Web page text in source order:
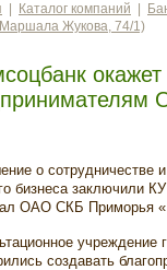
Каталог компаний
Жукова, 74/1)
о сотрудничестве
бизнеса заключили
ОАО СКБ Приморья
учреждение
создавать